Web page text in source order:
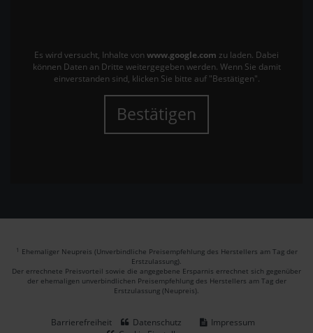
Es wird versucht, Inhalte von www.google.com zu laden. Dabei
können Daten an Dritte weitergegeben werden. Wenn Sie damit
einverstanden sind, klicken Sie bitte auf "Bestätigen".
Bestätigen
1 Ehemaliger Neupreis (Unverbindliche Preisempfehlung des Herstellers am Tag der
Erstzulassung).
Der errechnete Preisvorteil sowie die angegebene Ersparnis errechnet sich gegenüber
der ehemaligen unverbindlichen Preisempfehlung des Herstellers am Tag der
Erstzulassung (Neupreis).
Barrierefreiheit Datenschutz
Impressum